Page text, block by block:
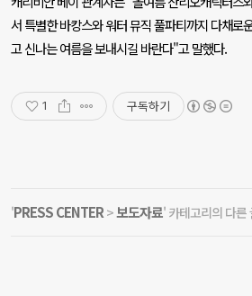
서 특별한 바캉스와 워터 뮤직 풀파티까지 다채로
고 신나는 여름을 보내시길 바란다"고 말했다.
1 구독하기
'PRESS CENTER>보도자료' 카테고리의 다른